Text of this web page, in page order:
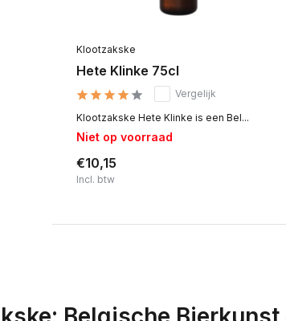
Klootzakske
Hete Klinke 75cl
Vergelijk
Klootzakske Hete Klinke is een Bel...
Niet op voorraad
€10,15
Incl. btw